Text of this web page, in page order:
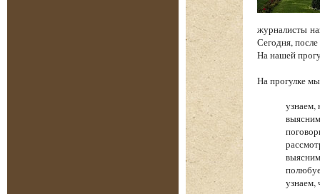
журналисты
Сегодня,
На нашей
На прогулке
узнаем,
узнаем,